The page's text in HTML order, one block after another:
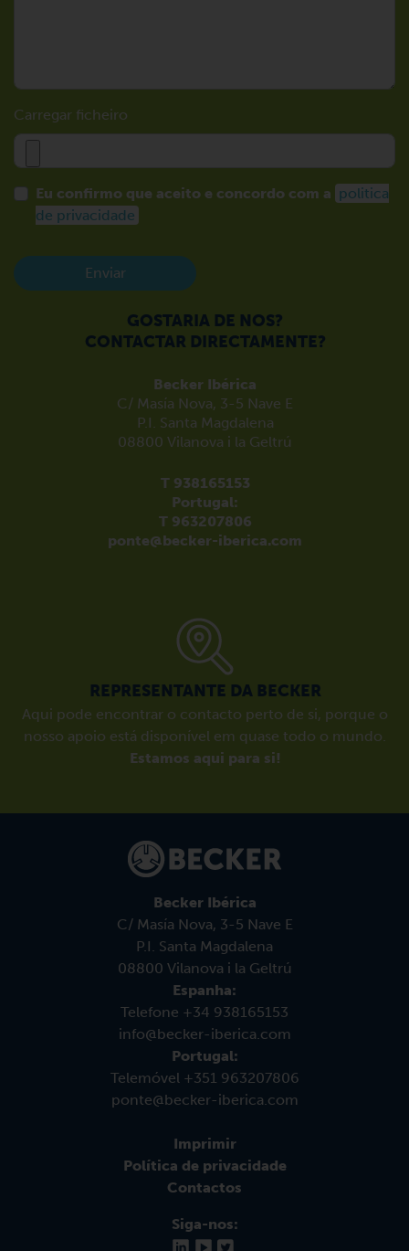
Carregar ficheiro
Eu confirmo que aceito e concordo com a politica
de privacidade
Enviar
GOSTARIA DE NOS?
CONTACTAR DIRECTAMENTE?
Becker Ibérica
C/ Masía Nova, 3-5 Nave E
P.I. Santa Magdalena
08800 Vilanova i la Geltrú
T 938165153
Portugal:
T 963207806
ponte@becker-iberica.com
REPRESENTANTE DA BECKER
Aqui pode encontrar o contacto perto de si, porque o
nosso apoio está disponível em quase todo o mundo.
Estamos aqui para si!
Becker Ibérica
C/ Masía Nova, 3-5 Nave E
P.I. Santa Magdalena
08800 Vilanova i la Geltrú
Espanha:
Telefone +34 938165153
info@becker-iberica.com
Portugal:
Telemóvel +351 963207806
ponte@becker-iberica.com
Imprimir
Política de privacidade
Contactos
Siga-nos: